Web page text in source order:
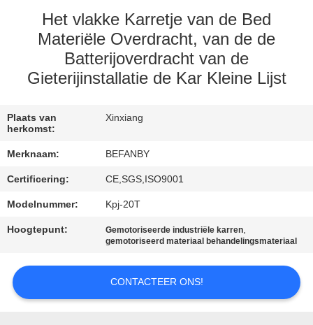
KWALITEITSCONTROLE
CONTACTEER
ONS
NIEUWS
OM EEN
CITAAT
PRIVACY
Het vlakke Karretje van de Bed
Materiële Overdracht, van de de
Batterijoverdracht van de
Gieterijinstallatie de Kar Kleine Lijst
Plaats van
herkomst:
Xinxiang
Merknaam: BEFANBY
Certificering: CE,SGS,ISO9001
Modelnummer: Kpj-20T
Hoogtepunt: Gemotoriseerde industriële karren,
gemotoriseerd materiaal behandelingsmateriaal
CONTACTEER ONS!